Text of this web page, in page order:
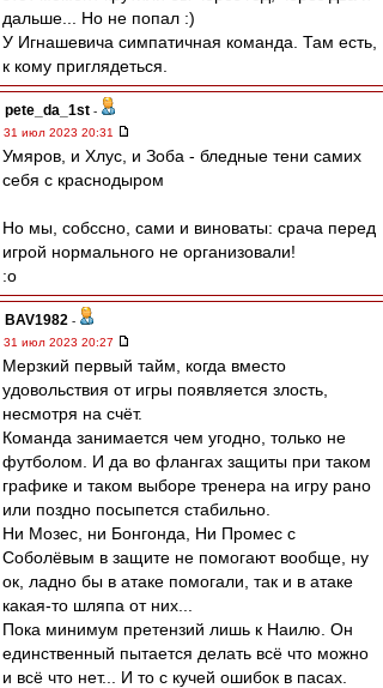
дальше... Но не попал :)
У Игнашевича симпатичная команда. Там есть,
к кому приглядеться.
pete_da_1st -
31 июл 2023 20:31
Умяров, и Хлус, и Зоба - бледные тени самих
себя с краснодыром
Но мы, собссно, сами и виноваты: срача перед
игрой нормального не организовали!
:o
BAV1982 -
31 июл 2023 20:27
Мерзкий первый тайм, когда вместо
удовольствия от игры появляется злость,
несмотря на счёт.
Команда занимается чем угодно, только не
футболом. И да во флангах защиты при таком
графике и таком выборе тренера на игру рано
или поздно посыпется стабильно.
Ни Мозес, ни Бонгонда, Ни Промес с
Соболёвым в защите не помогают вообще, ну
ок, ладно бы в атаке помогали, так и в атаке
какая-то шляпа от них...
Пока минимум претензий лишь к Наилю. Он
единственный пытается делать всё что можно
и всё что нет... И то с кучей ошибок в пасах.